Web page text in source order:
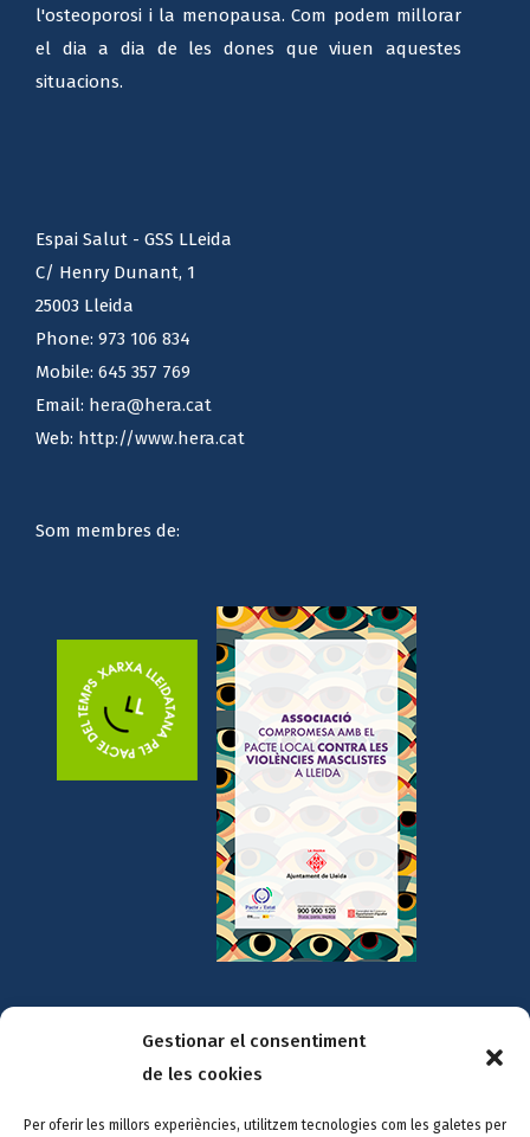
Gestionar el consentiment
de les cookies
Per oferir les millors experiències, utilitzem tecnologies com les galetes per
l'osteoporosi i la menopausa. Com podem millorar
el dia a dia de les dones que viuen aquestes
situacions.
Espai Salut - GSS LLeida
C/ Henry Dunant, 1
25003 Lleida
Phone: 973 106 834
Mobile: 645 357 769
Email: hera@hera.cat
Web: http://www.hera.cat
Som membres de:
Amb la col·laboració de: